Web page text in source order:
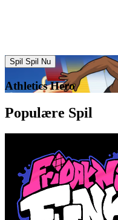
Spil Spil Nu
Athletics Hero
Populære Spil